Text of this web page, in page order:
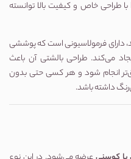
با طراحی خاص و کیفیت بالا توانسته
دارای فرمولاسیونی است که پوششی
می‌کند. طراحی بالشتی آن باعث
انجام شود و هر کسی حتی بدون
داشته باشد.